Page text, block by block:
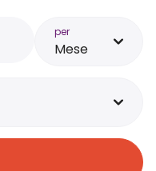
per
Mese